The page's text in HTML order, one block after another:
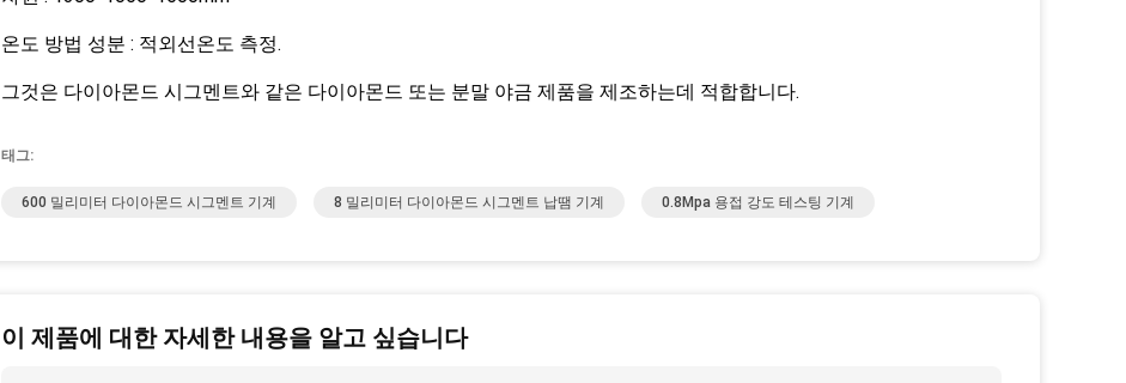
온도 방법 성분 : 적외선온도 측정.
그것은 다이아몬드 시그멘트와 같은 다이아몬드 또는 분말 야금 제품을 제조하는데 적합합니다.
태그:
600 밀리미터 다이아몬드 시그멘트 기계 8 밀리미터 다이아몬드 시그멘트 납땜 기계 0.8Mpa 용접 강도 테스팅 기계
이 제품에 대한 자세한 내용을 알고 싶습니다